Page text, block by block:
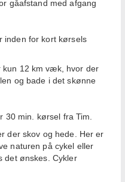
gåafstand med afgang
inden for kort kørsels
kun 12 km væk, hvor der
og bade i det skønne
30 min. kørsel fra Tim.
der skov og hede. Her er
naturen på cykel eller
det ønskes. Cykler